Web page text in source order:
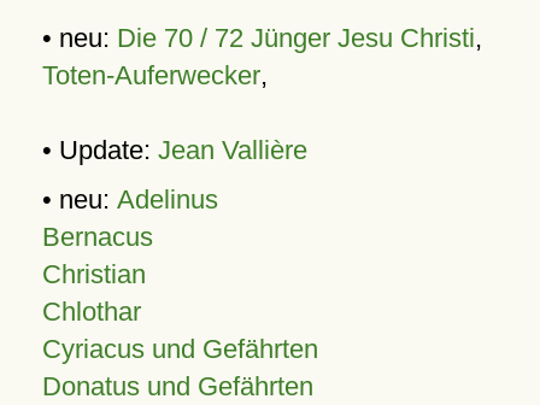
• neu: Die 70 / 72 Jünger Jesu Christi,
Toten-Auferwecker,
• Update: Jean Vallière
• neu: Adelinus
Bernacus
Christian
Chlothar
Cyriacus und Gefährten
Donatus und Gefährten